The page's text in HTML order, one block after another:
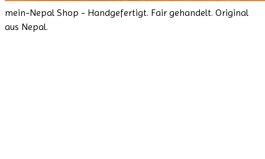
mein-Nepal Shop - Handgefertigt. Fair gehandelt. Original
aus Nepal.